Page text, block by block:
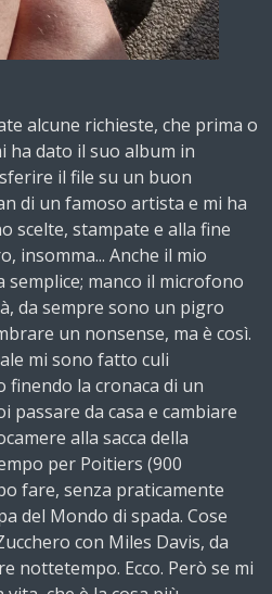
alcune richieste, che prima o
ha dato il suo album in
il file su un buon
di un famoso artista e mi ha
scelte, stampate e alla fine
insomma... Anche il mio
manco il microfono
da sempre sono un pigro
un nonsense, ma è così.
mi sono fatto culi
la cronaca di un
passare da casa e cambiare
alla sacca della
per Poitiers (900
fare, senza praticamente
del Mondo di spada. Cose
con Miles Davis, da
nottetempo. Ecco. Però se mi